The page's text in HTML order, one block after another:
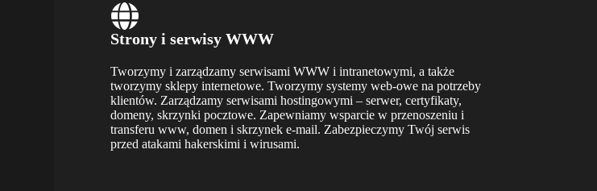
Strony i serwisy WWW
Tworzymy i zarządzamy serwisami WWW i intranetowymi, a także
tworzymy sklepy internetowe. Tworzymy systemy web-owe na potrzeby
klientów. Zarządzamy serwisami hostingowymi – serwer, certyfikaty,
domeny, skrzynki pocztowe. Zapewniamy wsparcie w przenoszeniu i
transferu www, domen i skrzynek e-mail. Zabezpieczymy Twój serwis
przed atakami hakerskimi i wirusami.